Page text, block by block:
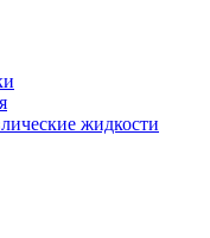
жидкости